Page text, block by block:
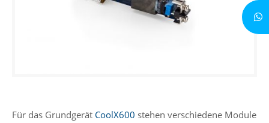
Für das Grundgerät CoolX600 stehen verschiedene Module